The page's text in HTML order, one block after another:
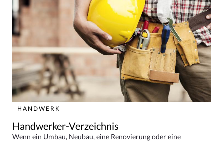
HANDWERK
Handwerker-Verzeichnis
Wenn ein Umbau, Neubau, eine Renovierung oder eine